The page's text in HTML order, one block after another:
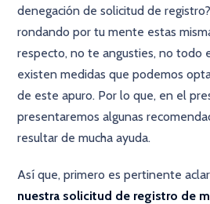
denegación de solicitud de
rondando por tu mente estas
respecto, no te angusties, no todo
existen medidas que podemos
de este apuro. Por lo que, en el
presentaremos algunas
resultar de mucha ayuda.
Así que, primero es pertinente
nuestra solicitud de registro de